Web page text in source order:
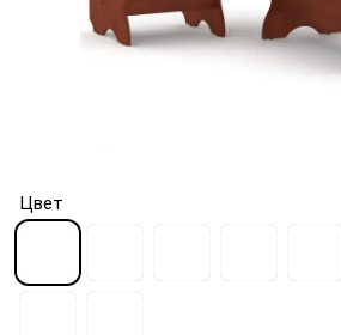
Цвет